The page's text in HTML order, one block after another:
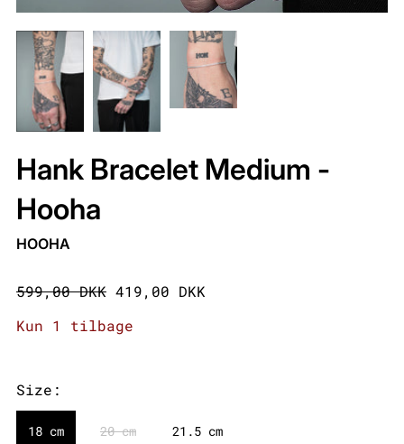
Hank Bracelet Medium -
Hooha
HOOHA
599,00 DKK 419,00 DKK
Kun 1 tilbage
Size:
18 cm 20 cm 21.5 cm